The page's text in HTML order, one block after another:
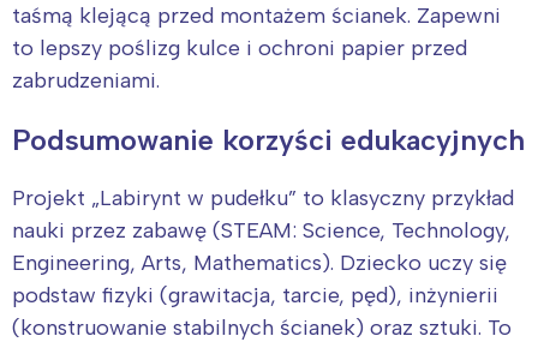
taśmą klejącą przed montażem ścianek. Zapewni
to lepszy poślizg kulce i ochroni papier przed
zabrudzeniami.
Podsumowanie korzyści edukacyjnych
Projekt „Labirynt w pudełku” to klasyczny przykład
nauki przez zabawę (STEAM: Science, Technology,
Engineering, Arts, Mathematics). Dziecko uczy się
podstaw fizyki (grawitacja, tarcie, pęd), inżynierii
(konstruowanie stabilnych ścianek) oraz sztuki. To